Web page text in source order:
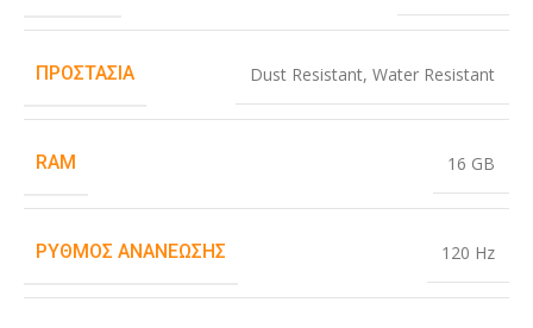
ΠΡΟΣΤΑΣΊΑ Dust Resistant, Water Resistant
RAM 16 GB
ΡΥΘΜΌΣ ΑΝΑΝΈΩΣΗΣ 120 Hz